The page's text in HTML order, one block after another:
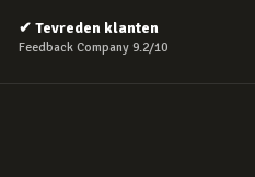
✔ Tevreden klanten
Feedback Company 9.2/10